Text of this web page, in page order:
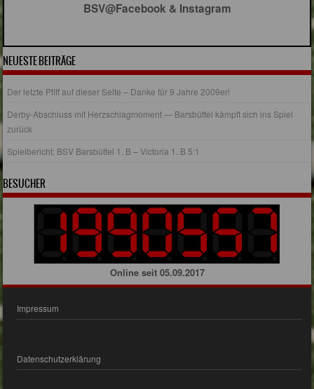
BSV@Facebook & Instagram
NEUESTE BEITRÄGE
Der letzte Pfiff auf dieser Seite – Danke für 9 Jahre 2009er!
Derby-Abschluss mit Herzschlagmoment — Barsbüttel kämpft sich ins Spiel
zurück
Spielbericht: BSV Barsbüttel 1. B – Victoria 1. B 5:1
BESUCHER
Online seit 05.09.2017
Impressum
Datenschutzerklärung